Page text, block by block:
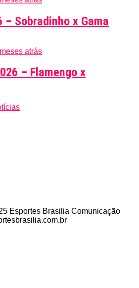
– Sobradinho x Gama
atrás
– Flamengo x
Esportes Brasilia Comunicação